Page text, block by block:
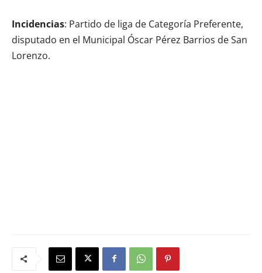
Incidencias: Partido de liga de Categoría Preferente,
disputado en el Municipal Óscar Pérez Barrios de San
Lorenzo.